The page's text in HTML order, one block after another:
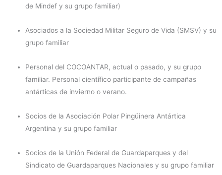
de Mindef y su grupo familiar)
Asociados a la Sociedad Militar Seguro de Vida (SMSV) y su
grupo familiar
Personal del COCOANTAR, actual o pasado, y su grupo
familiar. Personal científico participante de campañas
antárticas de invierno o verano.
Socios de la Asociación Polar Pingüinera Antártica
Argentina y su grupo familiar
Socios de la Unión Federal de Guardaparques y del
Sindicato de Guardaparques Nacionales y su grupo familiar